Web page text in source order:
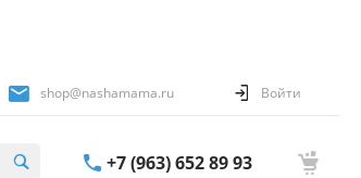
shop@nashamama.ru Войти
+7 (963) 652 89 93